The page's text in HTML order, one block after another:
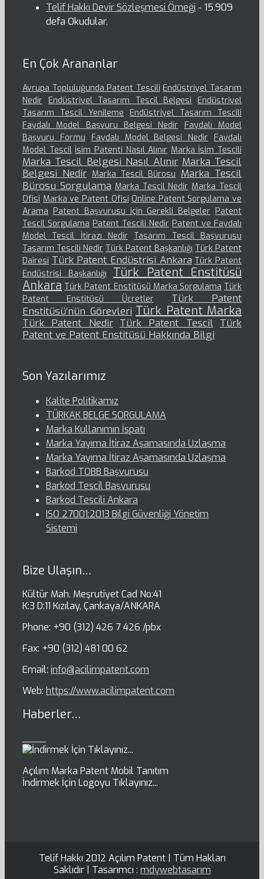
Telif Hakkı Devir Sözleşmesi Örneği - 15.909
defa Okudular.
En Çok Arananlar
Avrupa Topluluğunda Patent Tescili Endüstriyel Tasarım
Nedir Endüstriyel Tasarım Tescil Belgesi
Endüstriyel
Tasarım Tescil Yenileme
Endüstriyel Tasarım Tescili
Faydalı Model Başvuru Belgesi Nedir
Faydalı Model
Başvuru Formu
Faydalı Model Belgesi Nedir Faydalı
Model Tescil İsim Patenti Nasıl Alınır Marka İsim Tescili
Marka Tescil Belgesi Nasıl Alınır Marka Tescil
Belgesi Nedir Marka Tescil Bürosu Marka Tescil
Bürosu Sorgulama Marka Tescil Nedir Marka Tescil
Ofisi Marka ve Patent Ofisi Online Patent Sorgulama ve
Arama Patent Başvurusu için Gerekli Belgeler Patent
Tescil Sorgulama Patent Tescili Nedir Patent ve Faydalı
Model Tescil İtirazı Nedir Tasarım Tescil Başvurusu
Tasarım Tescili Nedir Türk Patent Başkanlığı Türk Patent
Dairesi Türk Patent Endüstrisi Ankara Türk Patent
Endüstrisi Başkanlığı
Türk Patent Enstitüsü
Ankara Türk Patent Enstitüsü Marka Sorgulama Türk
Patent Enstitüsü Ücretler
Türk Patent
Enstitüsü’nün Görevleri Türk Patent Marka
Türk Patent Nedir Türk Patent Tescil Türk
Patent ve Patent Enstitüsü Hakkında Bilgi
Son Yazılarımız
Kalite Politikamız
TÜRKAK BELGE SORGULAMA
Marka Kullanımın İspatı
Marka Yayıma İtiraz Aşamasında Uzlaşma
Marka Yayıma İtiraz Aşamasında Uzlaşma
Barkod TOBB Başvurusu
Barkod Tescil Başvurusu
Barkod Tescili Ankara
ISO 27001:2013 Bilgi Güvenliği Yönetim
Sistemi
Bize Ulaşın…
Kültür Mah. Meşrutiyet Cad No:41
K:3 D:11 Kızılay, Çankaya/ANKARA
Phone: +90 (312) 426 7 426 /pbx
Fax: +90 (312) 481 00 62
Email: info@acilimpatent.com
Web: https://www.acilimpatent.com
Haberler…
Açılım Marka Patent Mobil Tanıtım
İndirmek İçin Logoyu Tıklayınız...
Telif Hakkı 2012 Açılım Patent | Tüm Hakları
Saklıdır | Tasarımcı : mdywebtasarım